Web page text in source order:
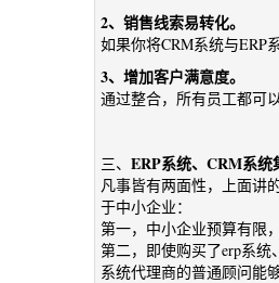
2、销售线索易转化。
如果你将CRM系统与ERP
3、增加客户满意度。
通过整合，所有员工都可
三、 ERP系统、CRM系统
凡事皆有两面性，上面讲
于中小企业：
第一，中小企业预算有限
第二，即使购买了erp系
系统代理商的普通顾问能